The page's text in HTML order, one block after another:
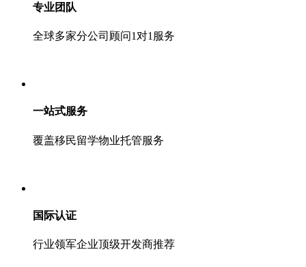
专业团队
全球多家分公司顾问1对1服务
一站式服务
覆盖移民留学物业托管服务
国际认证
行业领军企业顶级开发商推荐